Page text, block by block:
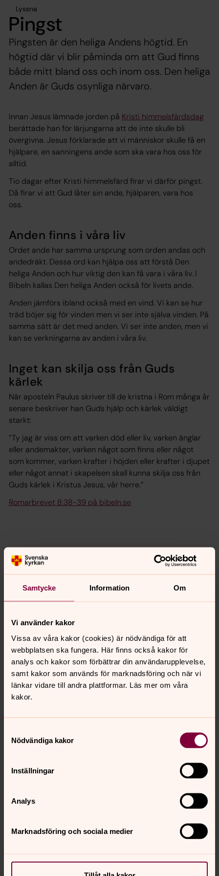
Samtycke Information Om
Vi använder kakor
Vissa av våra kakor (cookies) är nödvändiga för att
webbplatsen ska fungera. Här finns också kakor för
analys och kakor som förbättrar din användarupplevelse,
samt kakor som används för marknadsföring och när vi
länkar vidare till andra plattformar. Läs mer om våra
kakor.
Nödvändiga kakor
Inställningar
Analys
Marknadsföring och sociala medier
Lyssna
Pingst
Pingsten är den heliga Andens högtid. En
högtid där vi blir påminda om att Gud finns
både mitt bland oss och inom oss. Den heliga
Anden är Guds osynliga närvaro.
Innan Jesus lämnade jorden på Kristi himmelsfärdsdag
berättade han för lärjungarna att de inte skulle bli
övergivna. Jesus förklarade att vi människor skulle få en
hjälpare, en sanningens ande som ska vara hos oss för
alltid.
Tio dagar efter Kristi himmelsfärd firar vi därför pingst.
Då firar vi att Gud låter sin ande, hjälparen, vara hos
oss.
Anden finns i våra liv
Ordet ande har samma ursprung som orden andas och
andedräkt. Dessa ord kan hjälpa oss att förstå Den
heliga Anden och hur viktig den kan få vara i våra liv. I
Bibeln kallas Den heliga Anden också för livets ande.
Anden jämförs ibland också med en vind. Vi kan se hur
träd böjer sig för vinden men vi ser inte själva vinden. På
samma sätt är det med anden. Vi ser inte anden, men vi
kan se verkningarna av anden i våra liv.
Inget kan skilja oss från Guds
kärlek
När aposteln Paulus skriver till de kristna i Rom många år
senare beskriver han Guds hjälp och kärlek väldigt
starkt:
”Ty jag är viss om att varken död eller liv, varken änglar
eller andemakter, varken något som finns eller något
som kommer, varken krafter i höjden eller krafter i djupet
eller något annat i skapelsen skall kunna skilja oss från
Guds kärlek i Kristus Jesus, vår herre.”
Romarbrevet 8:38-39 på bibeln.se
För att se innehållet behöver du acceptera kakor
för marknadsföring.
Se videon på Vimeo i stället.
Ändra inställningar
För att se innehållet behöver du acceptera kakor
för marknadsföring.
Ändra inställningar
Pingstens bibeltexter
Senast ändrad 23 oktober 2023